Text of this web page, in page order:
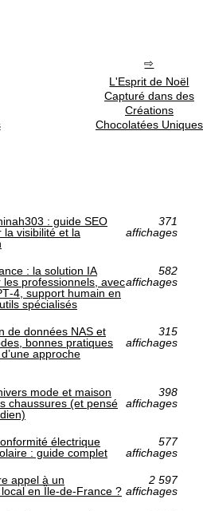
L'Esprit de Noël
Capturé dans des
Créations
Chocolatées Uniques
: guide SEO
la visibilité et la
371
affichages
: la solution IA
les professionnels, avec
support humain en
spécialisés
582
affichages
de données NAS et
bonnes pratiques
approche
315
affichages
mode et maison
chaussures (et pensé
398
affichages
électrique
: guide complet
577
affichages
appel à un
en Île-de-France ?
2 597
affichages